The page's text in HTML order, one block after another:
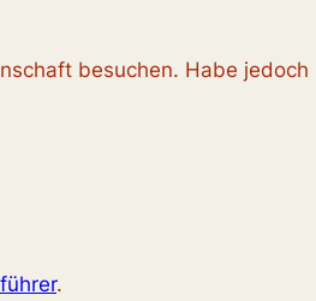
besuchen. Habe jedoch
.